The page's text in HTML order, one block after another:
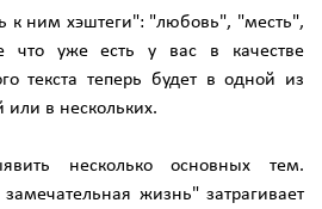
к ним хэштеги": "любовь", "месть",
что уже есть у вас в качестве
текста теперь будет в одной из
или в нескольких.
несколько основных тем.
жизнь" затрагивает